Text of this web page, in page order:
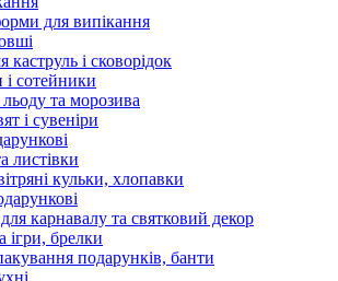
для випікання
і сковорідок
і сотейники
та морозива
і сувеніри
листівки
кульки, хлопавки
карнавалу та святковий декор
ігри, брелки
подарунків, банти